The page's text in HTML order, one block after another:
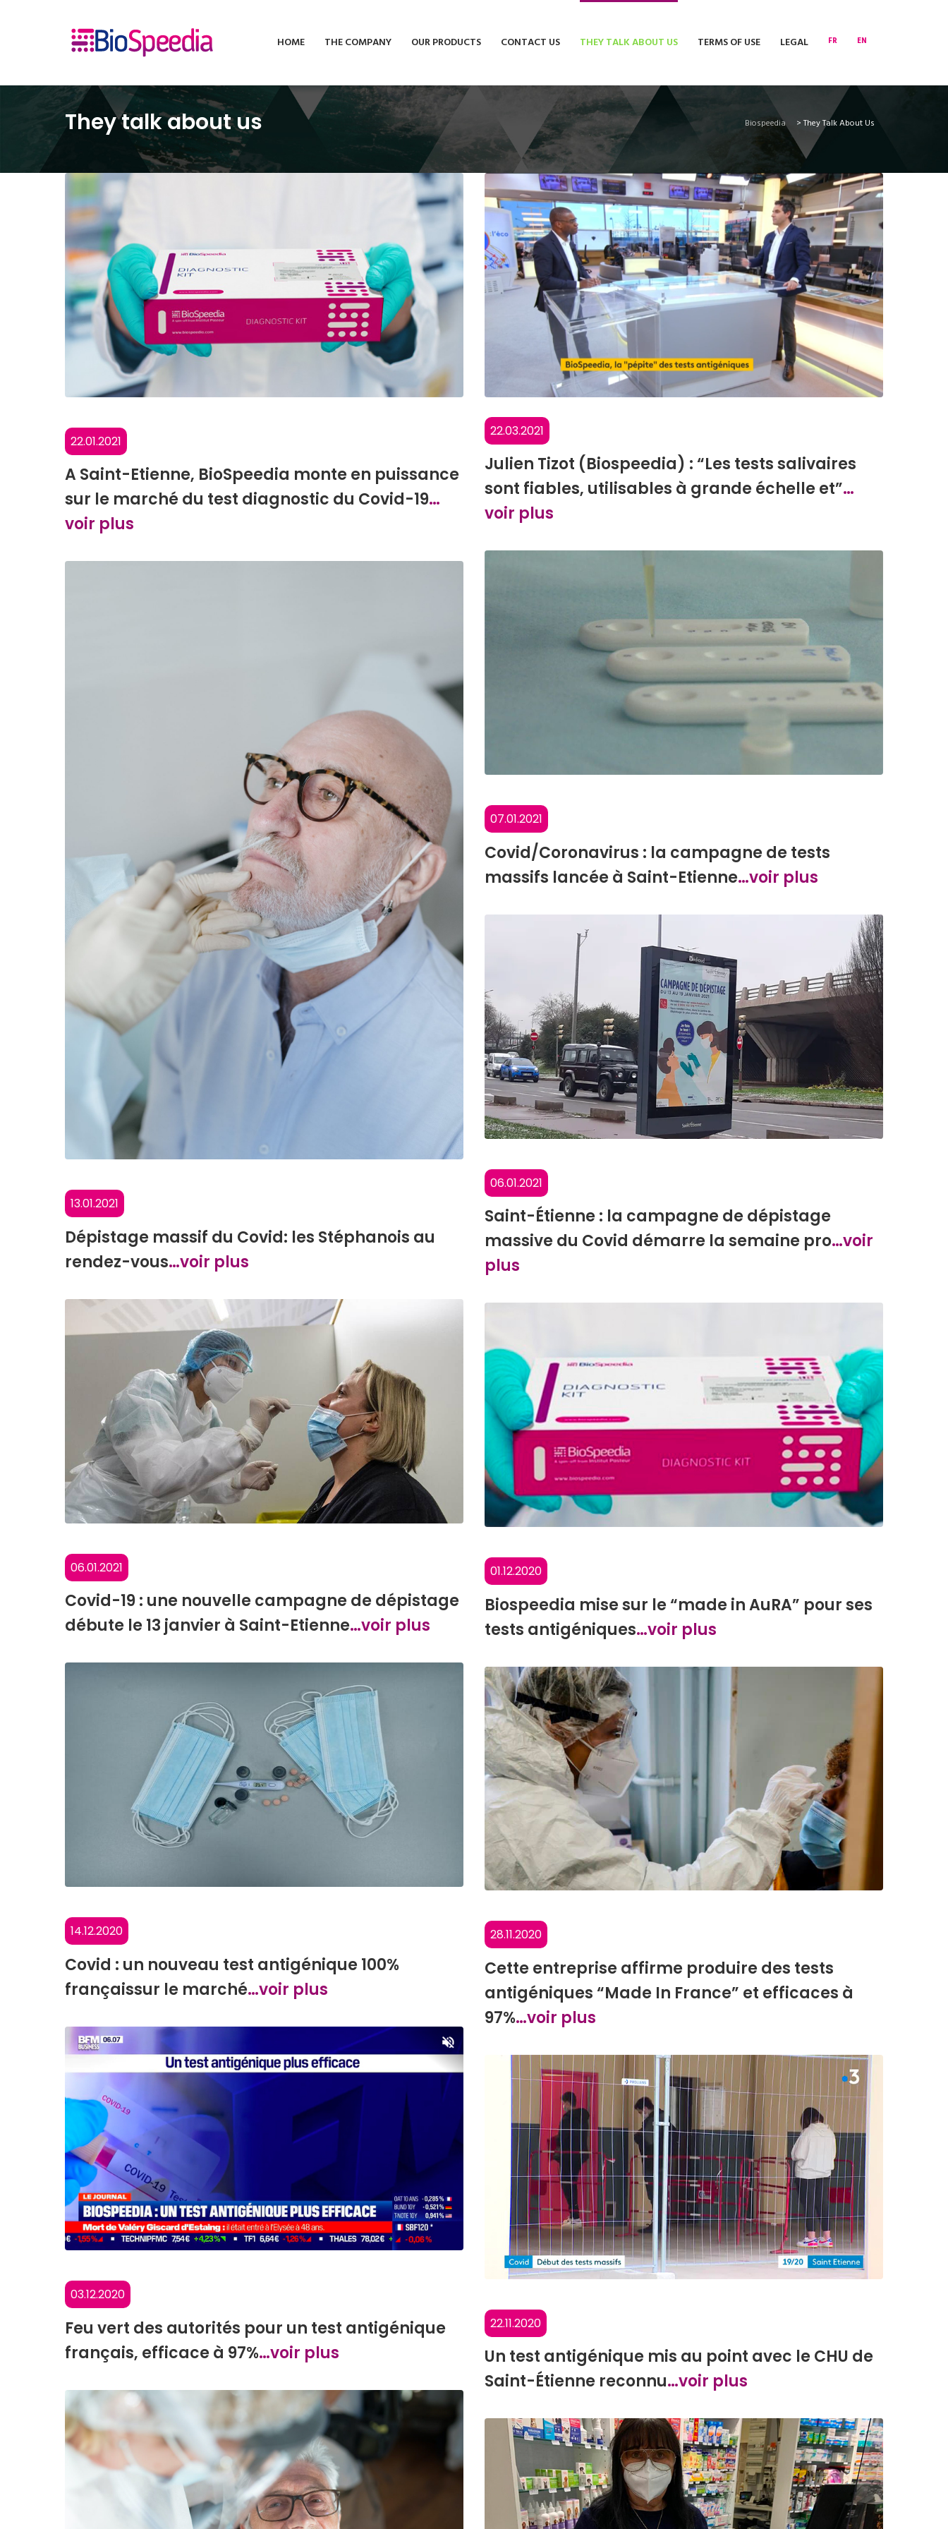
HOME THE COMPANY OUR PRODUCTS CONTACT US THEY TALK ABOUT US TERMS OF USE LEGAL FR EN
They talk about us Biospeedia >They Talk About Us
22.01.2021
A Saint-Etienne, BioSpeedia monte en puissance
sur le marché du test diagnostic du Covid-19…
voir plus
13.01.2021
Dépistage massif du Covid: les Stéphanois au
rendez-vous…voir plus
06.01.2021
Covid-19 : une nouvelle campagne de dépistage
débute le 13 janvier à Saint-Etienne…voir plus
14.12.2020
Covid : un nouveau test antigénique 100%
françaissur le marché…voir plus
03.12.2020
Feu vert des autorités pour un test antigénique
français, efficace à 97%…voir plus
22.03.2021
Julien Tizot (Biospeedia) : “Les tests salivaires
sont fiables, utilisables à grande échelle et”…
voir plus
07.01.2021
Covid/Coronavirus : la campagne de tests
massifs lancée à Saint-Etienne…voir plus
06.01.2021
Saint-Étienne : la campagne de dépistage
massive du Covid démarre la semaine pro…voir
plus
01.12.2020
Biospeedia mise sur le “made in AuRA” pour ses
tests antigéniques…voir plus
28.11.2020
Cette entreprise affirme produire des tests
antigéniques “Made In France” et efficaces à
97%…voir plus
22.11.2020
Un test antigénique mis au point avec le CHU de
Saint-Étienne reconnu…voir plus